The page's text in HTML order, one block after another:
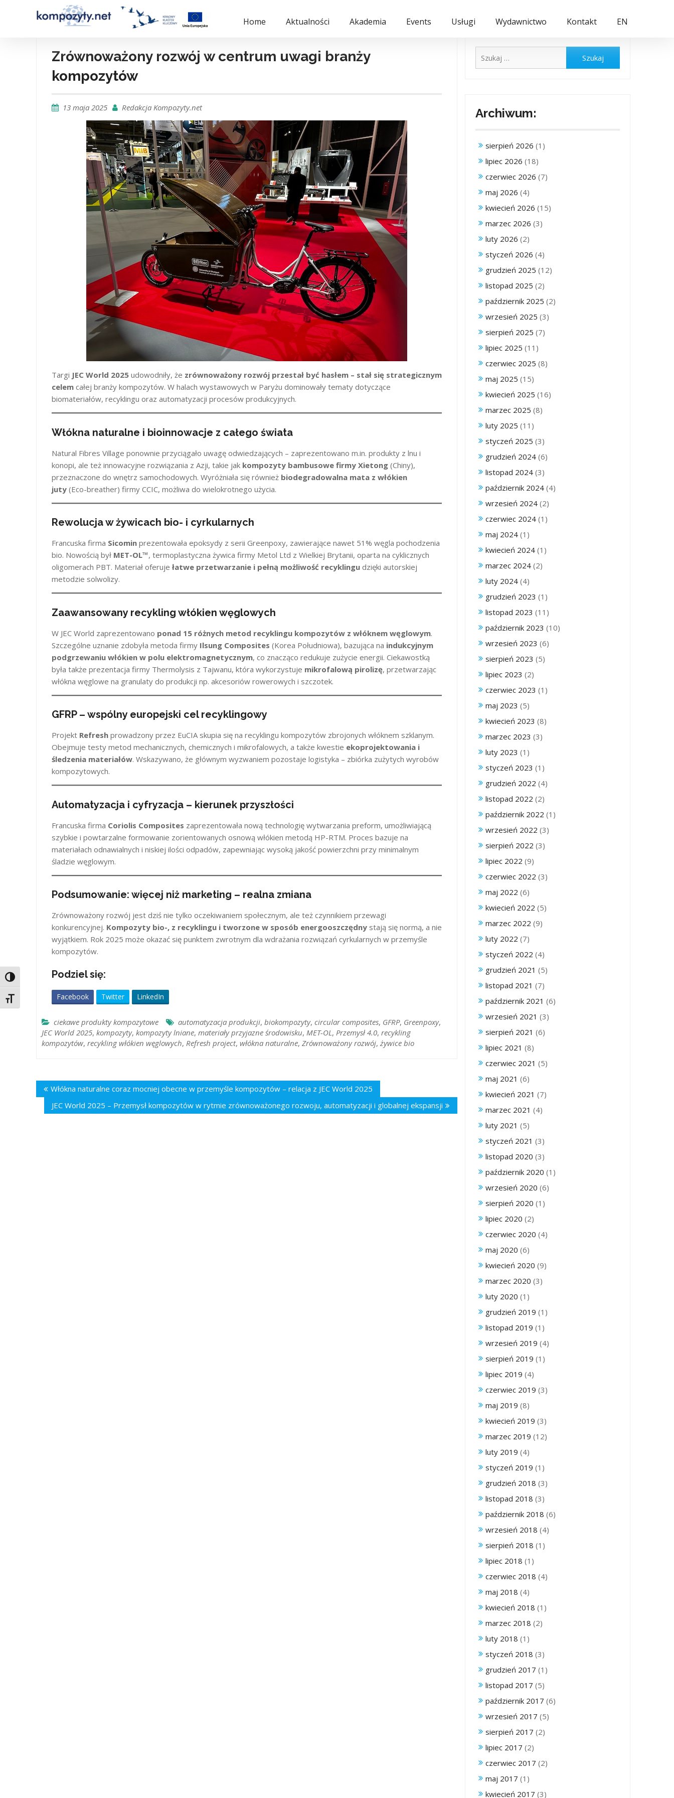
Toggle High Contrast
Toggle Font size
Home Aktualności Akademia Events Usługi Wydawnictwo Kontakt EN
Zrównoważony rozwój w centrum uwagi branży
kompozytów
13 maja 2025 Redakcja Kompozyty.net
Targi JEC World 2025 udowodniły, że zrównoważony rozwój przestał być hasłem – stał się strategicznym
celem całej branży kompozytów. W halach wystawowych w Paryżu dominowały tematy dotyczące
biomateriałów, recyklingu oraz automatyzacji procesów produkcyjnych.
Włókna naturalne i bioinnowacje z całego świata
Natural Fibres Village ponownie przyciągało uwagę odwiedzających – zaprezentowano m.in. produkty z lnu i
konopi, ale też innowacyjne rozwiązania z Azji, takie jak kompozyty bambusowe firmy Xietong (Chiny),
przeznaczone do wnętrz samochodowych. Wyróżniała się również biodegradowalna mata z włókien
juty (Eco-breather) firmy CCIC, możliwa do wielokrotnego użycia.
Rewolucja w żywicach bio- i cyrkularnych
Francuska firma Sicomin prezentowała epoksydy z serii Greenpoxy, zawierające nawet 51% węgla pochodzenia
bio. Nowością był MET-OL™, termoplastyczna żywica firmy Metol Ltd z Wielkiej Brytanii, oparta na cyklicznych
oligomerach PBT. Materiał oferuje łatwe przetwarzanie i pełną możliwość recyklingu dzięki autorskiej
metodzie solwolizy.
Zaawansowany recykling włókien węglowych
W JEC World zaprezentowano ponad 15 różnych metod recyklingu kompozytów z włóknem węglowym.
Szczególne uznanie zdobyła metoda firmy Ilsung Composites (Korea Południowa), bazująca na indukcyjnym
podgrzewaniu włókien w polu elektromagnetycznym, co znacząco redukuje zużycie energii. Ciekawostką
była także prezentacja firmy Thermolysis z Tajwanu, która wykorzystuje mikrofalową pirolizę, przetwarzając
włókna węglowe na granulaty do produkcji np. akcesoriów rowerowych i szczotek.
GFRP – wspólny europejski cel recyklingowy
Projekt Refresh prowadzony przez EuCIA skupia się na recyklingu kompozytów zbrojonych włóknem szklanym.
Obejmuje testy metod mechanicznych, chemicznych i mikrofalowych, a także kwestie ekoprojektowania i
śledzenia materiałów. Wskazywano, że głównym wyzwaniem pozostaje logistyka – zbiórka zużytych wyrobów
kompozytowych.
Automatyzacja i cyfryzacja – kierunek przyszłości
Francuska firma Coriolis Composites zaprezentowała nową technologię wytwarzania preform, umożliwiającą
szybkie i powtarzalne formowanie zorientowanych osnową włókien metodą HP-RTM. Proces bazuje na
materiałach odnawialnych i niskiej ilości odpadów, zapewniając wysoką jakość powierzchni przy minimalnym
śladzie węglowym.
Podsumowanie: więcej niż marketing – realna zmiana
Zrównoważony rozwój jest dziś nie tylko oczekiwaniem społecznym, ale też czynnikiem przewagi
konkurencyjnej. Kompozyty bio-, z recyklingu i tworzone w sposób energooszczędny stają się normą, a nie
wyjątkiem. Rok 2025 może okazać się punktem zwrotnym dla wdrażania rozwiązań cyrkularnych w przemyśle
kompozytów.
Podziel się:
Facebook Twitter LinkedIn
ciekawe produkty kompozytowe automatyzacja produkcji, biokompozyty, circular composites, GFRP, Greenpoxy,
JEC World 2025, kompozyty, kompozyty lniane, materiały przyjazne środowisku, MET-OL, Przemysł 4.0, recykling
kompozytów, recykling włókien węglowych, Refresh project, włókna naturalne, Zrównoważony rozwój, żywice bio
Nawigacja
wpisu
Włókna naturalne coraz mocniej obecne w przemyśle kompozytów – relacja z JEC World 2025
JEC World 2025 – Przemysł kompozytów w rytmie zrównoważonego rozwoju, automatyzacji i globalnej ekspansji
Archiwum:
sierpień 2026 (1)
lipiec 2026 (18)
czerwiec 2026 (7)
maj 2026 (4)
kwiecień 2026 (15)
marzec 2026 (3)
luty 2026 (2)
styczeń 2026 (4)
grudzień 2025 (12)
listopad 2025 (2)
październik 2025 (2)
wrzesień 2025 (3)
sierpień 2025 (7)
lipiec 2025 (11)
czerwiec 2025 (8)
maj 2025 (15)
kwiecień 2025 (16)
marzec 2025 (8)
luty 2025 (11)
styczeń 2025 (3)
grudzień 2024 (6)
listopad 2024 (3)
październik 2024 (4)
wrzesień 2024 (2)
czerwiec 2024 (1)
maj 2024 (1)
kwiecień 2024 (1)
marzec 2024 (2)
luty 2024 (4)
grudzień 2023 (1)
listopad 2023 (11)
październik 2023 (10)
wrzesień 2023 (6)
sierpień 2023 (5)
lipiec 2023 (2)
czerwiec 2023 (1)
maj 2023 (5)
kwiecień 2023 (8)
marzec 2023 (3)
luty 2023 (1)
styczeń 2023 (1)
grudzień 2022 (4)
listopad 2022 (2)
październik 2022 (1)
wrzesień 2022 (3)
sierpień 2022 (3)
lipiec 2022 (9)
czerwiec 2022 (3)
maj 2022 (6)
kwiecień 2022 (5)
marzec 2022 (9)
luty 2022 (7)
styczeń 2022 (4)
grudzień 2021 (5)
listopad 2021 (7)
październik 2021 (6)
wrzesień 2021 (3)
sierpień 2021 (6)
lipiec 2021 (8)
czerwiec 2021 (5)
maj 2021 (6)
kwiecień 2021 (7)
marzec 2021 (4)
luty 2021 (5)
styczeń 2021 (3)
listopad 2020 (3)
październik 2020 (1)
wrzesień 2020 (6)
sierpień 2020 (1)
lipiec 2020 (2)
czerwiec 2020 (4)
maj 2020 (6)
kwiecień 2020 (9)
marzec 2020 (3)
luty 2020 (1)
grudzień 2019 (1)
listopad 2019 (1)
wrzesień 2019 (4)
sierpień 2019 (1)
lipiec 2019 (4)
czerwiec 2019 (3)
maj 2019 (8)
kwiecień 2019 (3)
marzec 2019 (12)
luty 2019 (4)
styczeń 2019 (1)
grudzień 2018 (3)
listopad 2018 (3)
październik 2018 (6)
wrzesień 2018 (4)
sierpień 2018 (1)
lipiec 2018 (1)
czerwiec 2018 (4)
maj 2018 (4)
kwiecień 2018 (1)
marzec 2018 (2)
luty 2018 (1)
styczeń 2018 (3)
grudzień 2017 (1)
listopad 2017 (5)
październik 2017 (6)
wrzesień 2017 (5)
sierpień 2017 (2)
lipiec 2017 (2)
czerwiec 2017 (2)
maj 2017 (1)
kwiecień 2017 (3)